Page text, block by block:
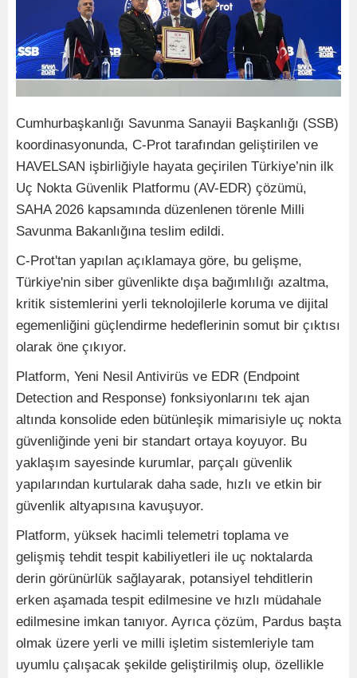
Cumhurbaşkanlığı Savunma Sanayii Başkanlığı (SSB)
koordinasyonunda, C-Prot tarafından geliştirilen ve
HAVELSAN işbirliğiyle hayata geçirilen Türkiye’nin ilk
Uç Nokta Güvenlik Platformu (AV-EDR) çözümü,
SAHA 2026 kapsamında düzenlenen törenle Milli
Savunma Bakanlığına teslim edildi.
C-Prot'tan yapılan açıklamaya göre, bu gelişme,
Türkiye'nin siber güvenlikte dışa bağımlılığı azaltma,
kritik sistemlerini yerli teknolojilerle koruma ve dijital
egemenliğini güçlendirme hedeflerinin somut bir çıktısı
olarak öne çıkıyor.
Platform, Yeni Nesil Antivirüs ve EDR (Endpoint
Detection and Response) fonksiyonlarını tek ajan
altında konsolide eden bütünleşik mimarisiyle uç nokta
güvenliğinde yeni bir standart ortaya koyuyor. Bu
yaklaşım sayesinde kurumlar, parçalı güvenlik
yapılarından kurtularak daha sade, hızlı ve etkin bir
güvenlik altyapısına kavuşuyor.
Platform, yüksek hacimli telemetri toplama ve
gelişmiş tehdit tespit kabiliyetleri ile uç noktalarda
derin görünürlük sağlayarak, potansiyel tehditlerin
erken aşamada tespit edilmesine ve hızlı müdahale
edilmesine imkan tanıyor. Ayrıca çözüm, Pardus başta
olmak üzere yerli ve milli işletim sistemleriyle tam
uyumlu çalışacak şekilde geliştirilmiş olup, özellikle